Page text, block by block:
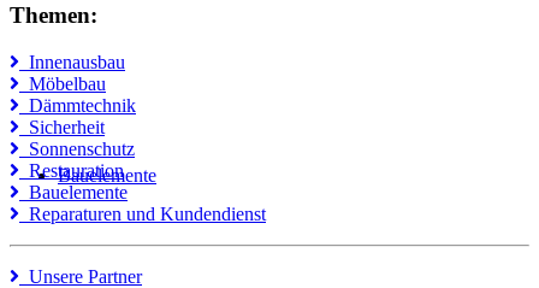
Bauelemente
Themen:
Innenausbau
Möbelbau
Dämmtechnik
Sicherheit
Sonnenschutz
Restauration
Bauelemente
Reparaturen und Kundendienst
Unsere Partner